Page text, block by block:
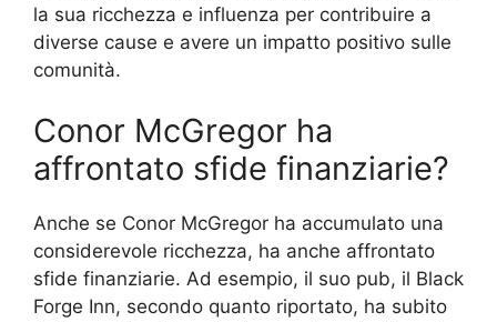
la sua ricchezza e influenza per contribuire a
diverse cause e avere un impatto positivo sulle
comunità.
Conor McGregor ha
affrontato sfide finanziarie?
Anche se Conor McGregor ha accumulato una
considerevole ricchezza, ha anche affrontato
sfide finanziarie. Ad esempio, il suo pub, il Black
Forge Inn, secondo quanto riportato, ha subito